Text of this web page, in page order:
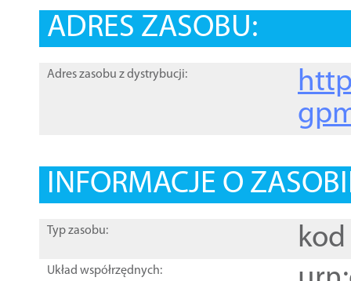
ADRES ZASOBU:
Adres zasobu z dystrybucji:
INFORMACJE O
Typ zasobu: kod
Układ współrzędnych: